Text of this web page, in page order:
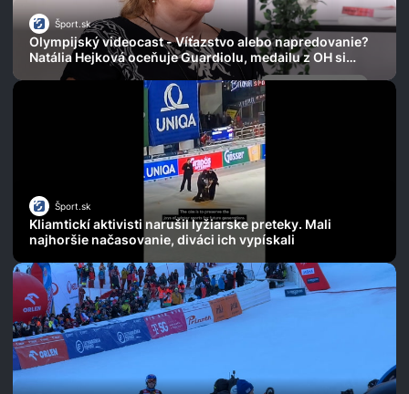
Šport.sk
Olympijský videocast - Víťazstvo alebo napredovanie?
Natália Hejková oceňuje Guardiolu, medailu z OH si
kúpila za 50 dolárov
Šport.sk
Kliamtickí aktivisti narušil lyžiarske preteky. Mali
najhoršie načasovanie, diváci ich vypískali